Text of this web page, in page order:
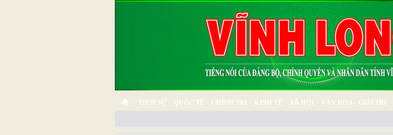
THỜI SỰ QUỐC TẾ CHÍNH TRỊ KINH TẾ XÃ HỘI VĂN HÓA - GIẢI TRÍ